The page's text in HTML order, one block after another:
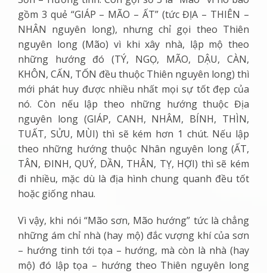
gồm 3 quẻ “GIÁP – MÃO – ẤT” (tức ĐỊA – THIÊN –
NHÂN nguyên long), nhưng chỉ gọi theo Thiên
nguyên long (Mão) vì khi xây nhà, lập mộ theo
những hướng đó (TÝ, NGỌ, MÃO, DẬU, CÀN,
KHÔN, CẤN, TỐN đều thuộc Thiên nguyên long) thì
mới phát huy được nhiều nhất mọi sự tốt đẹp của
nó. Còn nếu lập theo những hướng thuộc Địa
nguyên long (GIÁP, CANH, NHÂM, BÍNH, THÌN,
TUẤT, SỬU, MÙI) thì sẽ kém hơn 1 chút. Nếu lập
theo những hướng thuộc Nhân nguyên long (ẤT,
TÂN, ĐINH, QUÝ, DẦN, THÂN, TỴ, HỢI) thì sẽ kém
đi nhiều, mặc dù là địa hình chung quanh đều tốt
hoặc giống nhau.
Vì vậy, khi nói “Mão sơn, Mão hướng” tức là chẳng
những ám chỉ nhà (hay mộ) đắc vượng khí của sơn
– hướng tinh tới tọa – hướng, mà còn là nhà (hay
mộ) đó lập tọa – hướng theo Thiên nguyên long